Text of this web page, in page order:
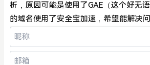
析，原因可能是使用了GAE（这个好无
的域名使用了安全宝加速，希望能解决问